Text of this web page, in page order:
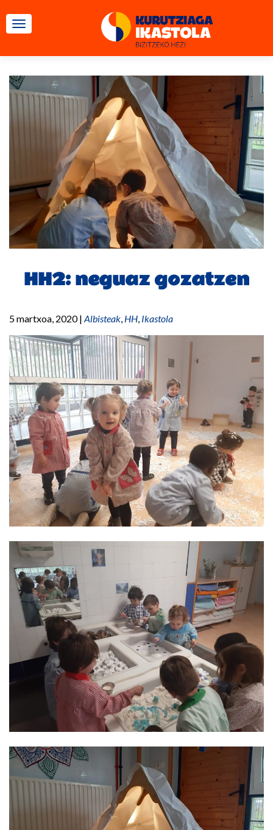
TOGGLE NAVIGATION
HH2: neguaz gozatzen
5 martxoa, 2020| Albisteak, HH, Ikastola